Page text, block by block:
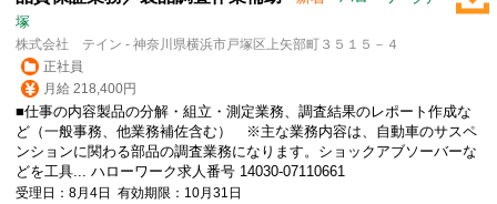
塚
株式会社 テイン - 神奈川県横浜市戸塚区上矢部町３５１５－４
正社員
月給 218,400円
■仕事の内容製品の分解・組立・測定業務、調査結果のレポート作成な
ど（一般事務 、他業務補佐含む） ※主な業務内容は、自動車のサスペ
ンションに関わる部品の調査業務になります。ショックアブソーバーな
どを工具... ハローワーク求人番号 14030-07110661
受理日：8月4日 有効期限：10月31日